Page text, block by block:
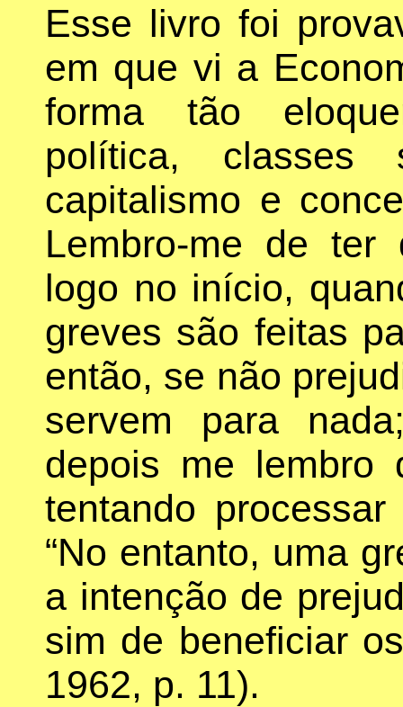
Esse livro foi
em que vi a
forma tão
política, classes
capitalismo e
Lembro-me de ter
logo no início,
greves são feitas
então, se não
servem para
depois me lembro
tentando
“No entanto, uma
a intenção de
sim de beneficiar
1962, p. 11).